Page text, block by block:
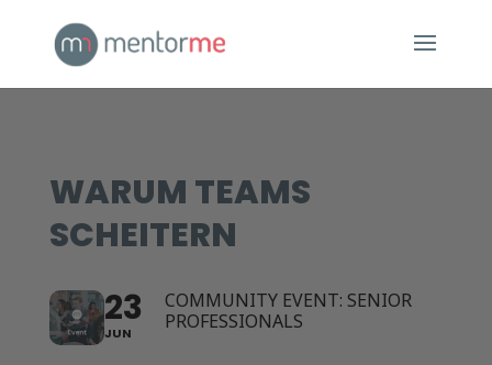
WARUM TEAMS
SCHEITERN
23
JUN
COMMUNITY EVENT: SENIOR
PROFESSIONALS